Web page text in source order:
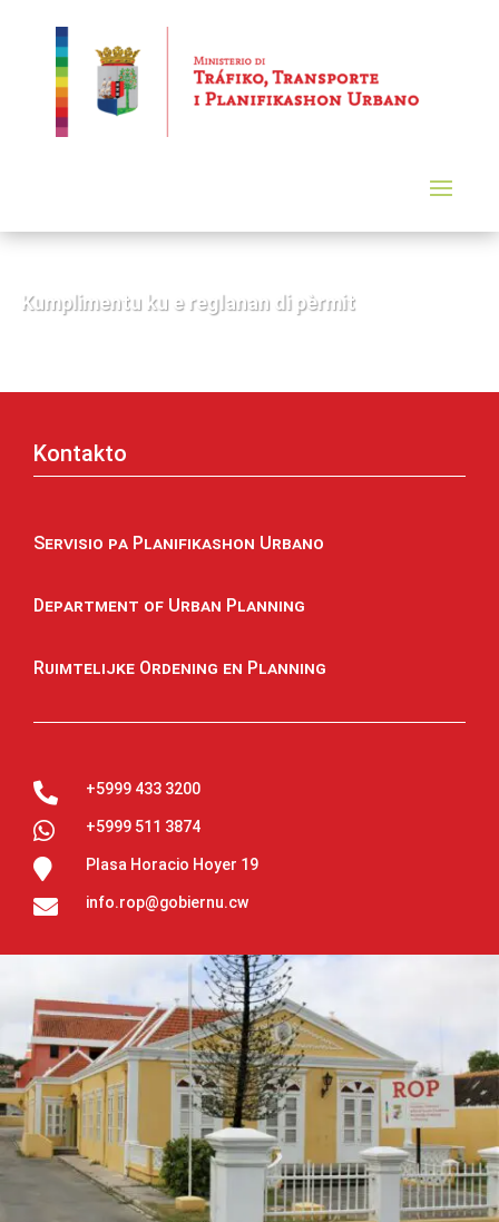
Kumplimentu ku e reglanan di pèrmit
Kontakto
Servisio pa Planifikashon Urbano
Department of Urban Planning
Ruimtelijke Ordening en Planning
 +5999 433 3200
 +5999 511 3874
 Plasa Horacio Hoyer 19
 info.rop@gobiernu.cw